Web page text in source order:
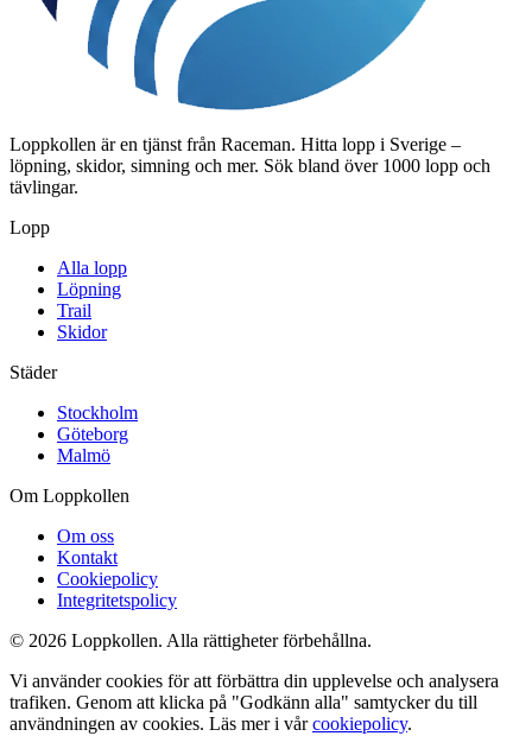
Loppkollen är en tjänst från Raceman. Hitta lopp i Sverige –
löpning, skidor, simning och mer. Sök bland över 1000 lopp och
tävlingar.
Lopp
Alla lopp
Löpning
Trail
Skidor
Städer
Stockholm
Göteborg
Malmö
Om Loppkollen
Om oss
Kontakt
Cookiepolicy
Integritetspolicy
© 2026 Loppkollen. Alla rättigheter förbehållna.
Vi använder cookies för att förbättra din upplevelse och analysera
trafiken. Genom att klicka på "Godkänn alla" samtycker du till
användningen av cookies. Läs mer i vårcookiepolicy.